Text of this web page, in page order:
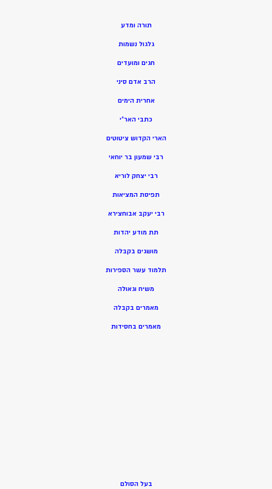
תורה ומדע
גלגול נשמות
חגים ומועדים
הרב אדם סיני
אחרית הימים
כתבי האר”י
הארי הקדוש ציטוטים
רבי שמעון בר יוחאי
רבי יצחק לוריא
תפיסת המציאות
רבי יעקב אבוחצירא
תת מודע יהדות
מושגים בקבלה
תלמוד עשר הספירות
משיח וגאולה
מאמרים בקבלה
מאמרים בחסידות
בעל הסולם